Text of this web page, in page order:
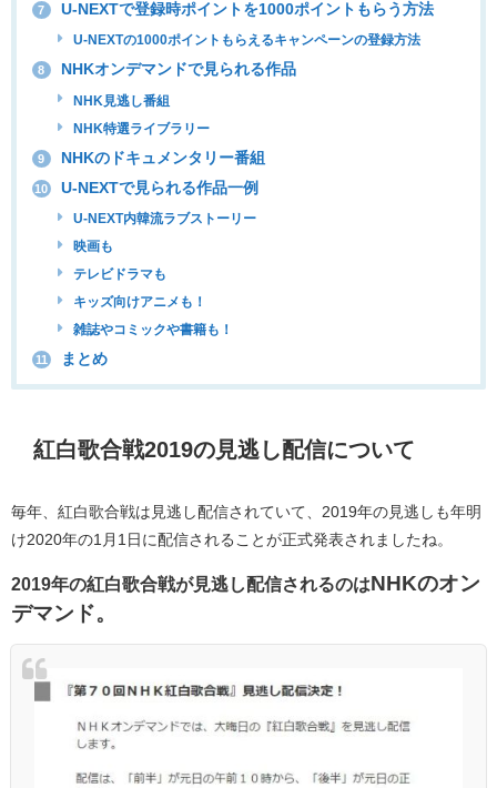
7 U-NEXTで登録時ポイントを1000ポイントもらう方法
U-NEXTの1000ポイントもらえるキャンペーンの登録方法
8 NHKオンデマンドで見られる作品
NHK見逃し番組
NHK特選ライブラリー
9 NHKのドキュメンタリー番組
10 U-NEXTで見られる作品一例
U-NEXT内韓流ラブストーリー
映画も
テレビドラマも
キッズ向けアニメも！
雑誌やコミックや書籍も！
11 まとめ
紅白歌合戦2019の見逃し配信について
毎年、紅白歌合戦は見逃し配信されていて、2019年の見逃しも年明
け2020年の1月1日に配信されることが正式発表されましたね。
2019年の紅白歌合戦が見逃し配信されるのはNHKのオン
デマンド。